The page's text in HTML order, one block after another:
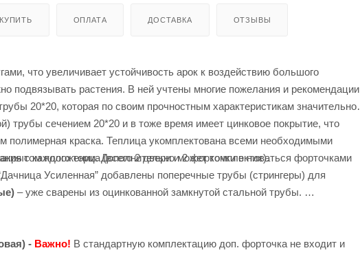
ОПЛАТА ДОСТАВКА ОТЗЫВЫ
что увеличивает устойчивость арок к воздействию большого
подвязывать растения. В ней учтены многие пожелания и рекомендации
20*20, которая по своим прочностным характеристикам значительно
трубы сечением 20*20 и в тоже время имеет цинковое покрытие, что
полимерная краска. Теплица укомплектована всеми необходимыми
положении. Дополнительно может комплектоваться форточками
Усиленная” добавлены поперечные трубы (стрингеры) для
с каждого торца (всего 2 двери и 2 форточки в них).
– уже сварены из оцинкованной замкнутой стальной трубы.
- Важно! В стандартную комплектацию доп. форточка не входит и